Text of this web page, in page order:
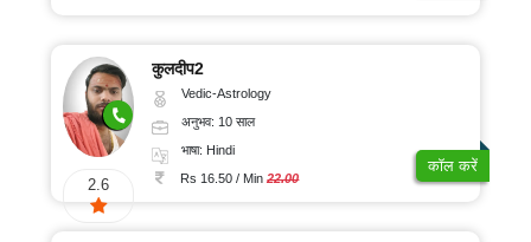
2.6
कुलदीप2
Vedic-Astrology
अनुभव: 10 साल
भाषा: Hindi
Rs 16.50 / Min22.00
कॉल करें